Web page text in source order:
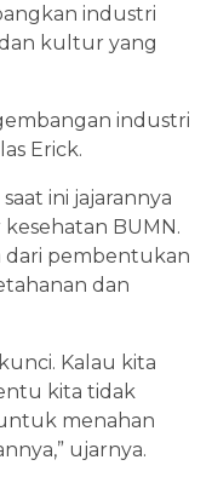
industri
kultur yang
industri
Erick.
ini jajarannya
BUMN.
dari pembentukan
dan
Kalau kita
kita tidak
menahan
ujarnya.